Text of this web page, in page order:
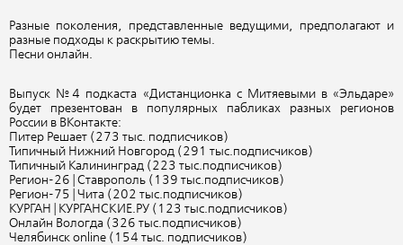
Разные поколения, представленные ведущими, предполагают и
разные подходы к раскрытию темы.
Песни онлайн.
Выпуск №4 подкаста «Дистанционка с Митяевыми в «Эльдаре»
будет презентован в популярных пабликах разных регионов
России в ВКонтакте:
Питер Решает (273 тыс. подписчиков)
Типичный Нижний Новгород (291 тыс.подписчиков)
Типичный Калининград (223 тыс.подписчиков)
Регион-26 | Ставрополь (139 тыс.подписчиков)
Регион-75 | Чита (202 тыс.подписчиков)
КУРГАН | КУРГАНСКИЕ.РУ (123 тыс.подписчиков)
Онлайн Вологда (326 тыс.подписчиков)
Челябинск online (154 тыс. подписчиков)